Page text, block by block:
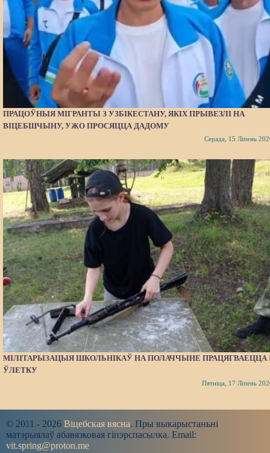
ПРАЦОЎНЫЯ МІГРАНТЫ З УЗБІКЕСТАНУ, ЯКІХ ПРЫВЕЗЛІ НА
ВІЦЕБШЧЫНУ, УЖО ПРОСЯЦЦА ДАДОМУ
Серада, 15 Ліпень
МІЛІТАРЫЗАЦЫЯ ШКОЛЬНІКАЎ НА ПОЛАЧЧЫНЕ ПРАЦЯГВАЕЦЦА
ЎЛЕТКУ
Пятніца, 17 Ліпень
© 2011 - 2026 Віцебская вясна. Пры выкарыстаньні
матэрыялаў абавязковая гіпэрспасылка. Email:
vit.spring@proton.me